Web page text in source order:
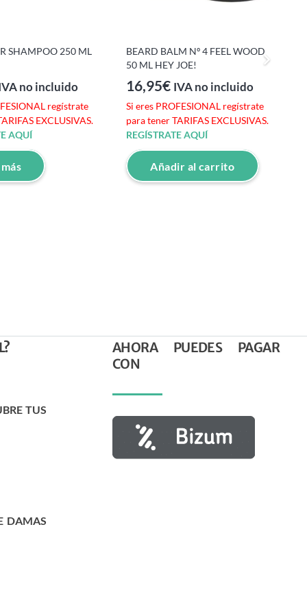
SHAMPOO 250 ML
no incluido
regístrate
EXCLUSIVAS.
AQUÍ
BEARD BALM Nº 4 FEEL WOOD
50 ML HEY JOE!
16,95€ IVA no incluido
Si eres PROFESIONAL regístrate
para tener TARIFAS EXCLUSIVAS.
REGÍSTRATE AQUÍ
Añadir al carrito
TUS
DAMAS
AHORA PUEDES PAGAR
CON